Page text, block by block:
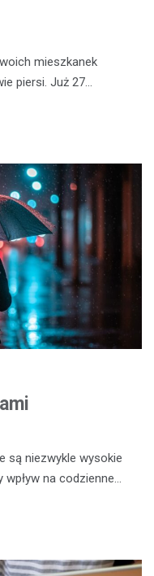
mieszkanek
piersi. Już 27…
są niezwykle wysokie
na codzienne…